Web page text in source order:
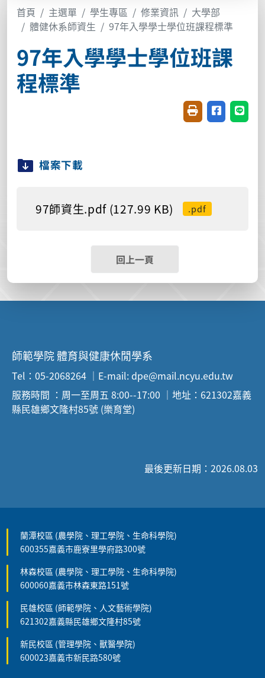
首頁 主選單 學生專區 修業資訊
大學部
體健休系師資生
97年入學學士學位班課程標準
97年入學學士學位班課
程標準
友善列印(開新視
分享至臉書
分享
檔案下載
97師資生.pdf (127.99 KB) .pdf
回上一頁
師範學院 體育與健康休閒學系
Tel：05-2068264 ｜E-mail: dpe@mail.ncyu.edu.tw
服務時間 ：周一至周五 8:00--17:00 ｜地址：621302嘉義
縣民雄鄉文隆村85號 (樂育堂)
最後更新日期：2026.08.03
蘭潭校區 (農學院、理工學院、生命科學院)
600355嘉義市鹿寮里學府路300號
林森校區 (農學院、理工學院、生命科學院)
600060嘉義市林森東路151號
民雄校區 (師範學院、人文藝術學院)
621302嘉義縣民雄鄉文隆村85號
新民校區 (管理學院、獸醫學院)
600023嘉義市新民路580號